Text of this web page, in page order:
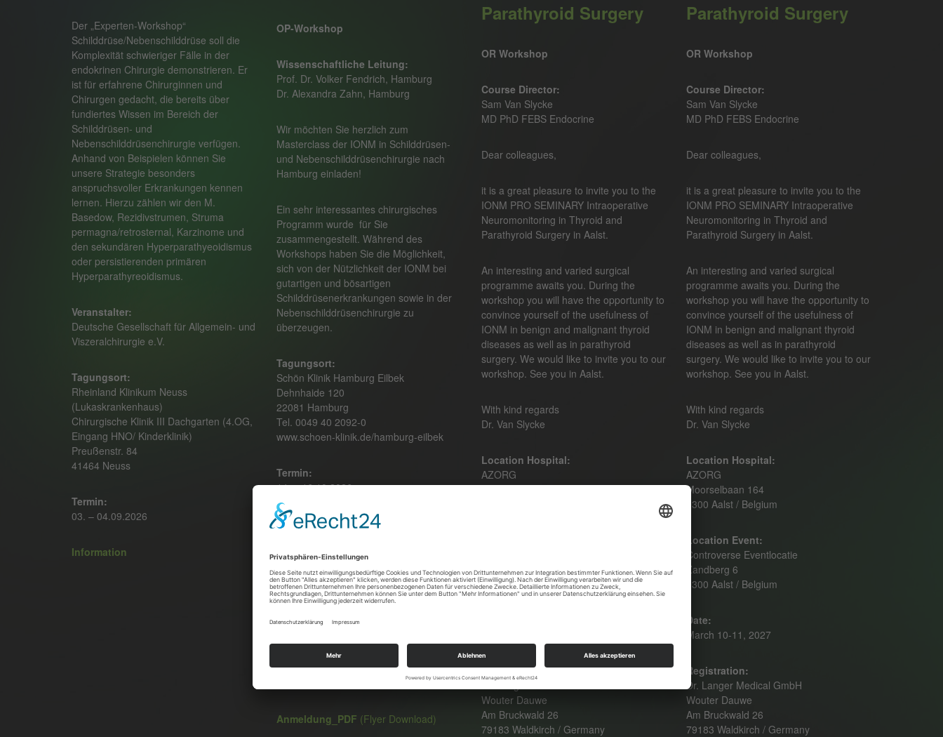
Der „Experten-Workshop“
Schilddrüse/Nebenschilddrüse soll die
Komplexität schwieriger Fälle in der
endokrinen Chirurgie demonstrieren. Er
ist für erfahrene Chirurginnen und
Chirurgen gedacht, die bereits über
fundiertes Wissen im Bereich der
Schilddrüsen- und
Nebenschilddrüsenchirurgie verfügen.
Anhand von Beispielen können Sie
unsere Strategie besonders
anspruchsvoller Erkrankungen kennen
lernen. Hierzu zählen wir den M.
Basedow, Rezidivstrumen, Struma
permagna/retrosternal, Karzinome und
den sekundären Hyperparathyeoidismus
oder persistierenden primären
Hyperparathyreoidismus.
Veranstalter:
Deutsche Gesellschaft für Allgemein- und
Viszeralchirurgie e.V.
Tagungsort:
Rheinland Klinikum Neuss
(Lukaskrankenhaus)
Chirurgische Klinik III Dachgarten (4.OG,
Eingang HNO/ Kinderklinik)
Preußenstr. 84
41464 Neuss
Termin:
03. – 04.09.2026
Information
OP-Workshop
Wissenschaftliche Leitung:
Prof. Dr. Volker Fendrich, Hamburg
Dr. Alexandra Zahn, Hamburg
Wir möchten Sie herzlich zum
Masterclass der IONM in Schilddrüsen-
und Nebenschilddrüsenchirurgie nach
Hamburg einladen!
Ein sehr interessantes chirurgisches
Programm wurde für Sie
zusammengestellt. Während des
Workshops haben Sie die Möglichkeit,
sich von der Nützlichkeit der IONM bei
gutartigen und bösartigen
Schilddrüsenerkrankungen sowie in der
Nebenschilddrüsenchirurgie zu
überzeugen.
Tagungsort:
Schön Klinik Hamburg Eilbek
Dehnhaide 120
22081 Hamburg
Tel. 0049 40 2092-0
www.schoen-klinik.de/hamburg-eilbek
Termin:
14. – 16.10.2026
Anmeldung
Jan Pohnke
Am Bruckwald 26
79183 Waldkirch
Fon +49 (0) 7681 - 47 45 4 - 131
jan.pohnke@medical-langer.de
(Flyer Download)
Anmeldung_PDF (Flyer Download)
Parathyroid Surgery
OR Workshop
Course Director:
Sam Van Slycke
MD PhD FEBS Endocrine
Dear colleagues,
it is a great pleasure to invite you to the
IONM PRO SEMINARY Intraoperative
Neuromonitoring in Thyroid and
Parathyroid Surgery in Aalst.
An interesting and varied surgical
programme awaits you. During the
workshop you will have the opportunity to
convince yourself of the usefulness of
IONM in benign and malignant thyroid
diseases as well as in parathyroid
surgery. We would like to invite you to our
workshop. See you in Aalst.
With kind regards
Dr. Van Slycke
Location Hospital:
AZORG
Moorselbaan 164
Zandberg 6
9300 Aalst / Belgium
Registration:
Dr. Langer Medical GmbH
Wouter Dauwe
Am Bruckwald 26
79183 Waldkirch / Germany
Parathyroid Surgery
OR Workshop
Course Director:
Sam Van Slycke
MD PhD FEBS Endocrine
Dear colleagues,
it is a great pleasure to invite you to the
IONM PRO SEMINARY Intraoperative
Neuromonitoring in Thyroid and
Parathyroid Surgery in Aalst.
An interesting and varied surgical
programme awaits you. During the
workshop you will have the opportunity to
convince yourself of the usefulness of
IONM in benign and malignant thyroid
diseases as well as in parathyroid
surgery. We would like to invite you to our
workshop. See you in Aalst.
With kind regards
Dr. Van Slycke
Location Hospital:
AZORG
Moorselbaan 164
9300 Aalst / Belgium
Location Event:
Controverse Eventlocatie
Zandberg 6
9300 Aalst / Belgium
Date:
March 10-11, 2027
Registration:
Dr. Langer Medical GmbH
Wouter Dauwe
Am Bruckwald 26
79183 Waldkirch / Germany